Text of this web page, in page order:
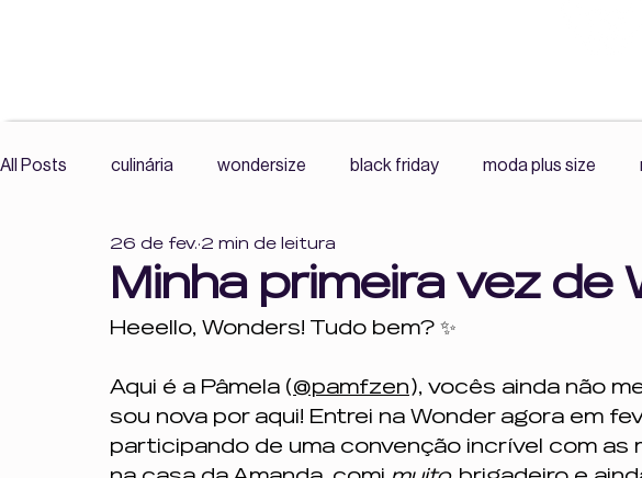
All Posts culinária wondersize black friday moda plus size
exercícios mercado livre wonder size
comunidade histórias reais leitura
Cultura Fitness, Corpo e Autonomia, Cultura Fitness Corpo e
Minha primeira vez de
26 de fev. 2 min de leitura
Heeello, Wonders! Tudo bem? ✨
Aqui é a Pâmela (@pamfzen ), vocês ainda não
sou nova por aqui! Entrei na Wonder agora em
participando de uma convenção incrível com as